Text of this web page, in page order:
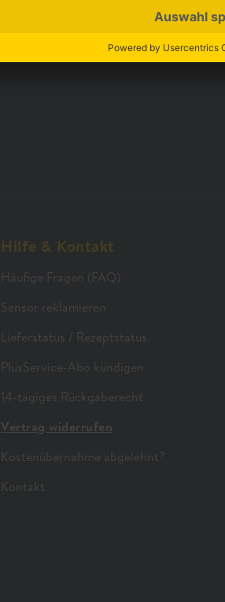
Hilfe & Kontakt
Häufige Fragen (FAQ)
Sensor reklamieren
Lieferstatus / Rezeptstatus
PlusService-Abo kündigen
14-tägiges Rückgaberecht
Vertrag widerrufen
Kostenübernahme abgelehnt?
Kontakt